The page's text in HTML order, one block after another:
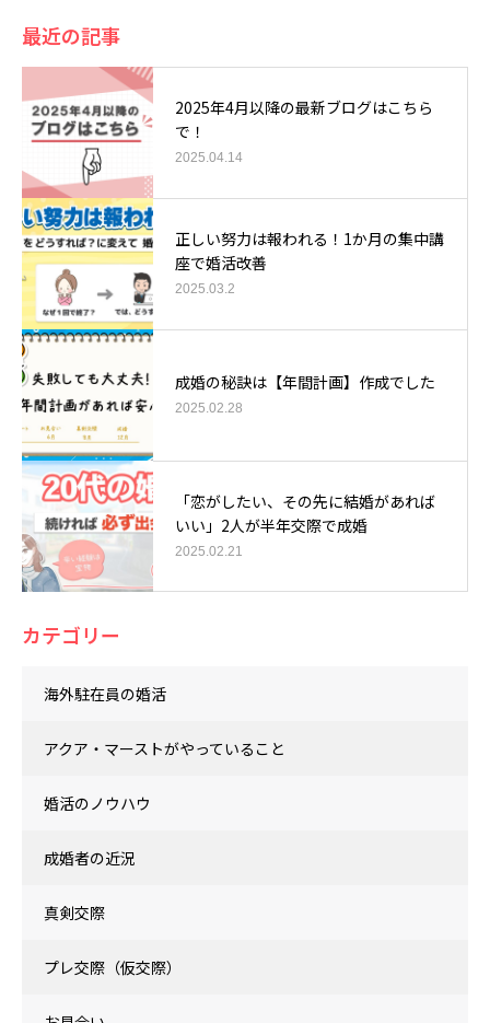
最近の記事
2025年4月以降の最新ブログはこちら
で！
2025.04.14
正しい努力は報われる！1か月の集中講
座で婚活改善
2025.03.2
成婚の秘訣は【年間計画】作成でした
2025.02.28
「恋がしたい、その先に結婚があれば
いい」2人が半年交際で成婚
2025.02.21
カテゴリー
海外駐在員の婚活
アクア・マーストがやっていること
婚活のノウハウ
成婚者の近況
真剣交際
プレ交際（仮交際）